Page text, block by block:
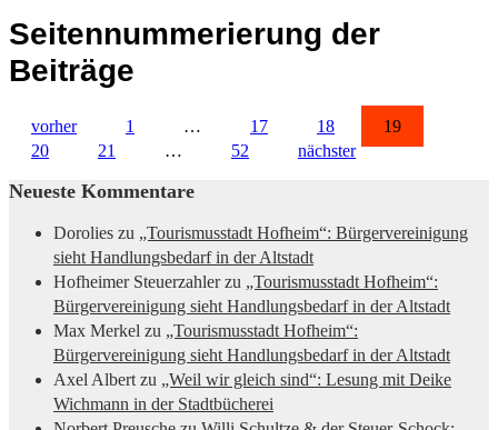
Seitennummerierung der
Beiträge
vorher 1 … 17 18
19
20
21 … 52 nächster
Neueste Kommentare
Dorolies zu „Tourismusstadt Hofheim“: Bürgervereinigung
sieht Handlungsbedarf in der Altstadt
Hofheimer Steuerzahlerzu „Tourismusstadt Hofheim“:
Bürgervereinigung sieht Handlungsbedarf in der Altstadt
Max Merkel zu „Tourismusstadt Hofheim“:
Bürgervereinigung sieht Handlungsbedarf in der Altstadt
Axel Albert zu „Weil wir gleich sind“: Lesung mit Deike
Wichmann in der Stadtbücherei